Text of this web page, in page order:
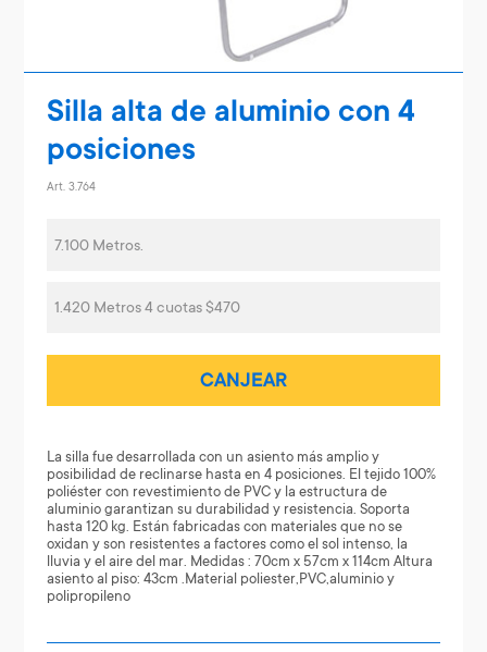
Silla alta de aluminio con 4
posiciones
Art. 3.764
7.100 Metros.
1.420 Metros 4 cuotas $470
CANJEAR
La silla fue desarrollada con un asiento más amplio y
posibilidad de reclinarse hasta en 4 posiciones. El tejido 100%
poliéster con revestimiento de PVC y la estructura de
aluminio garantizan su durabilidad y resistencia. Soporta
hasta 120 kg. Están fabricadas con materiales que no se
oxidan y son resistentes a factores como el sol intenso, la
lluvia y el aire del mar. Medidas : 70cm x 57cm x 114cm Altura
asiento al piso: 43cm .Material poliester,PVC,aluminio y
polipropileno